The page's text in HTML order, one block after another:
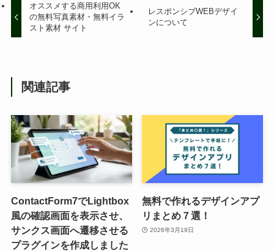
オススメする商用利用OK
の無料写真素材・無料イラ
スト素材 サイト
レスポンシブWEBデザイ
ンについて
関連記事
ContactForm7でLightbox
風の確認画面を表示させ、
サンクス画面へ遷移させる
プラグインを作成しました
無料で作れるデザインアプ
リまとめ７選！
2026年3月19日